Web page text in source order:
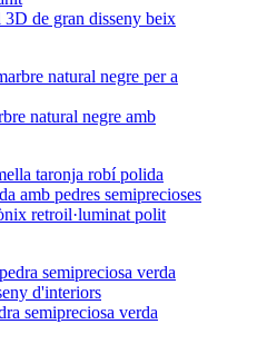
de gran disseny beix
natural negre amb
retroil·luminat polit
semipreciosa verda